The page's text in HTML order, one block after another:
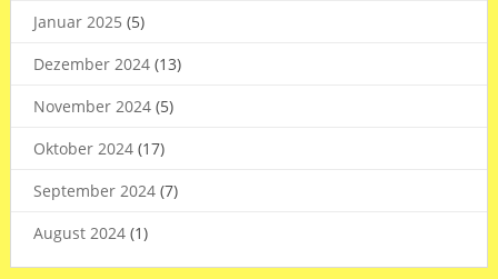
Januar 2025 (5)
Dezember 2024(13)
November 2024(5)
Oktober 2024(17)
September 2024(7)
August 2024(1)